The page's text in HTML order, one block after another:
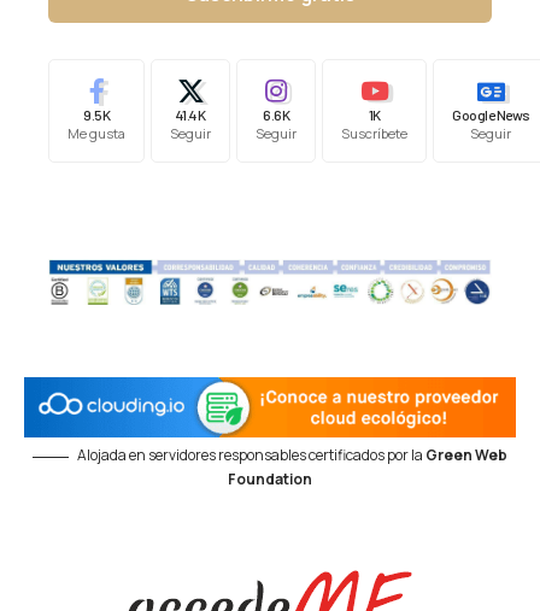
9.5K
Me gusta
41.4K
Seguir
6.6K
Seguir
1K
Suscríbete
Google News
Seguir
Alojada en servidores responsables certificados por la Green Web
Foundation